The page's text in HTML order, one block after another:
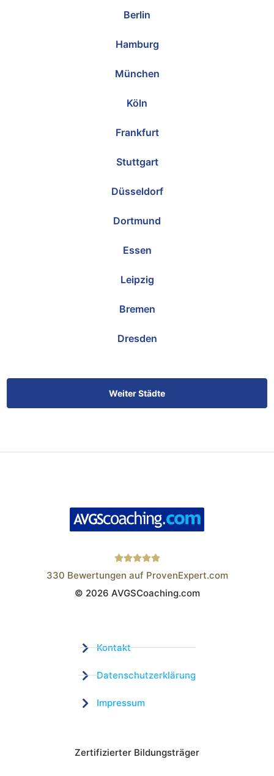
Berlin
Hamburg
München
Köln
Frankfurt
Stuttgart
Düsseldorf
Dortmund
Essen
Leipzig
Bremen
Dresden
Weiter Städte
Wistor GmbH
330 Bewertungen auf ProvenExpert.com
© 2026 AVGSCoaching.com
Kontakt
Datenschutzerklärung
Impressum
Zertifizierter Bildungsträger